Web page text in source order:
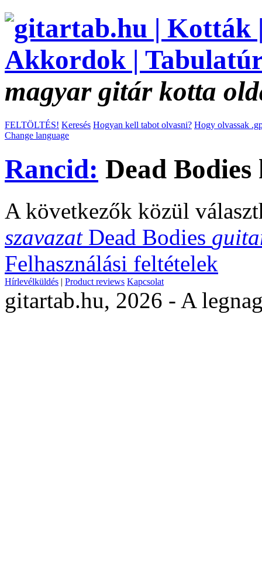
magyar gitár kotta
FELTÖLTÉS! Keresés Hogyan kell tabot olvasni? Hogy olvassak
Change language
Rancid: Dead
A következők közül
szavazat Dead Bodies
Felhasználási feltételek
Hírlevélküldés | Product reviews Kapcsolat
gitartab.hu, 2026 - A